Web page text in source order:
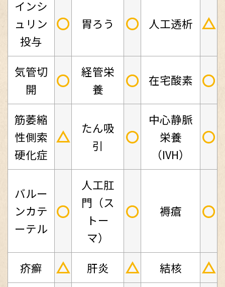
インシ
ュリン
投与
○ 胃ろう ○ 人工透析 △
気管切
開
○
経管栄
養
○ 在宅酸素 ○
筋萎縮
性側索
硬化症
△
たん吸
引
○
中心静脈
栄養
（IVH）
○
バルー
ンカテ
ーテル
○
人工肛
門（ス
トー
マ）
○ 褥瘡 ○
疥癬 △ 肝炎 △ 結核 △